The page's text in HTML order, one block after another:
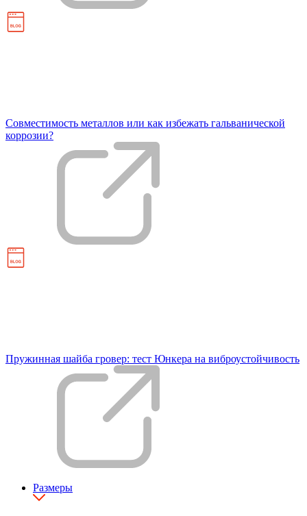
Совместимость металлов или как избежать гальванической
коррозии?
Пружинная шайба гровер: тест Юнкера на виброустойчивость
Размеры